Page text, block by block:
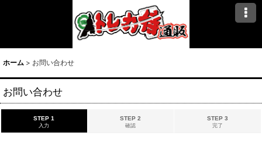
ホーム > お問い合わせ
お問い合わせ
STEP 1
入力
STEP 2
確認
STEP 3
完了